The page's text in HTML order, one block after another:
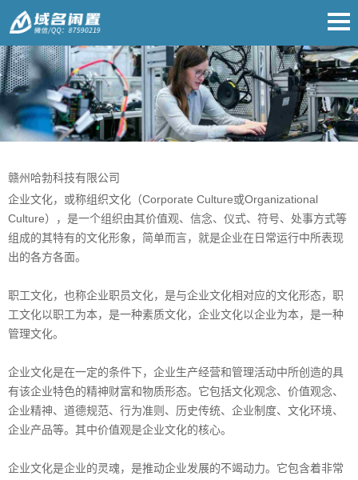
赣州哈勃科技有限公司
企业文化，或称组织文化（Corporate Culture或Organizational
Culture），是一个组织由其价值观、信念、仪式、符号、处事方式等
组成的其特有的文化形象，简单而言，就是企业在日常运行中所表现
出的各方各面。
职工文化，也称企业职员文化，是与企业文化相对应的文化形态，职
工文化以职工为本，是一种素质文化，企业文化以企业为本，是一种
管理文化。
企业文化是在一定的条件下，企业生产经营和管理活动中所创造的具
有该企业特色的精神财富和物质形态。它包括文化观念、价值观念、
企业精神、道德规范、行为准则、历史传统、企业制度、文化环境、
企业产品等。其中价值观是企业文化的核心。
企业文化是企业的灵魂，是推动企业发展的不竭动力。它包含着非常